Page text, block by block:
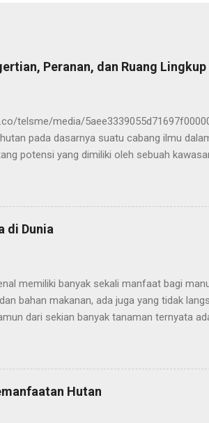
Peranan, dan Ruang Lingkup
telsme/media/
pada dasarnya suatu cabang ilmu
potensi yang dimiliki oleh sebuah
ini dapat dilakukan dengan mengukur
sebagai sasaran pengamatan.
yang terkandung di dalam kawasan hutan
adalah keadaan tantang hutan,
ad...
di Dunia
memiliki banyak sekali manfaat bagi
bahan makanan, ada juga yang tidak
dari sekian banyak tanaman ternyata
paling mematikan di dunia. Tanaman
manusia sepanjang sejarah. Gejala
yang sering dialami jika terkena racun
Hutan